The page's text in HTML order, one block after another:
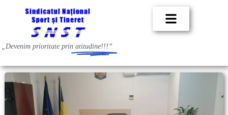
„Devenim prioritate prin atitudine!!!”